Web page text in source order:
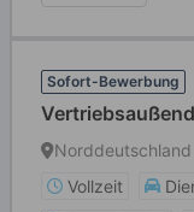
Sofort-Bewerbung
Norddeutschland
Vollzeit